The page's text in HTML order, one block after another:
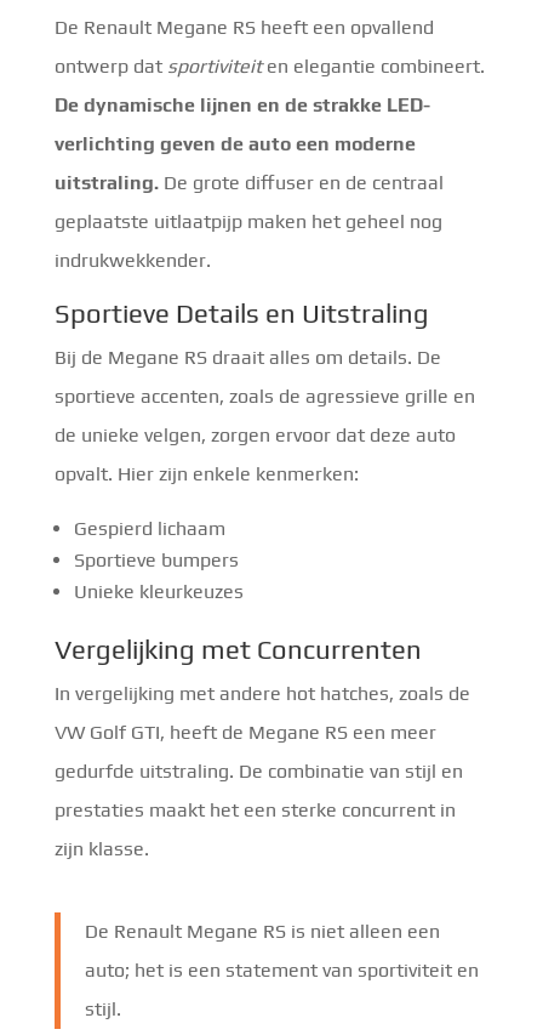
De Renault Megane RS heeft een opvallend
ontwerp dat sportiviteiten elegantie combineert.
De dynamische lijnen en de strakke LED-
verlichting geven de auto een moderne
uitstraling.De grote diffuser en de centraal
geplaatste uitlaatpijp maken het geheel nog
indrukwekkender.
Sportieve Details en Uitstraling
Bij de Megane RS draait alles om details. De
sportieve accenten, zoals de agressieve grille en
de unieke velgen, zorgen ervoor dat deze auto
opvalt. Hier zijn enkele kenmerken:
Gespierd lichaam
Sportieve bumpers
Unieke kleurkeuzes
Vergelijking met Concurrenten
In vergelijking met andere hot hatches, zoals de
VW Golf GTI, heeft de Megane RS een meer
gedurfde uitstraling. De combinatie van stijl en
prestaties maakt het een sterke concurrent in
zijn klasse.
De Renault Megane RS is niet alleen een
auto; het is een statement van sportiviteit en
stijl.